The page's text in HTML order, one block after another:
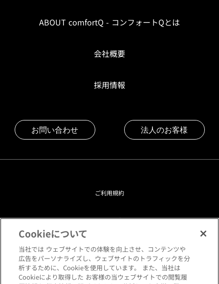
ABOUT comfortQ - コンフォートQとは
会社概要
採用情報
お問い合わせ 法人のお客様
ご利用規約
プライバシーポリシー
クッキーポリシー
閲覧環境について
Cookieについて
当社では ウェブサイトでの体験を向上させ、コンテンツや
広告をパーソナライズし、ウェブサイトのトラフィックを分
析するために、Cookieを使用しています。 また、当社は
Cookieにより取得した お客様の当ウェブサイトでの閲覧履